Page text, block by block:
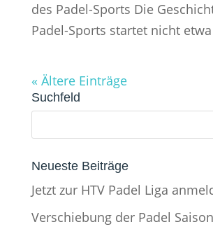
des Padel-Sports Die
Padel-Sports startet nicht
« Ältere Einträge
Suchfeld
Neueste Beiträge
Jetzt zur HTV Padel Liga
Verschiebung der Padel